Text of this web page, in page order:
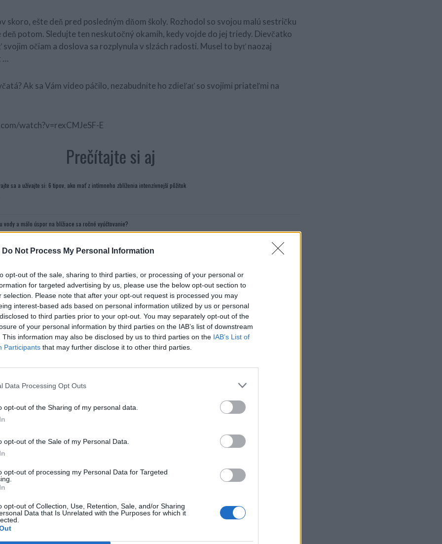
Do Not Process My Personal Information
opt-out of the sale, sharing to third parties, or processing of your personal or
for targeted advertising by us, please use the below opt-out section to
selection. Please note that after your opt-out request is processed you may
interest-based ads based on personal information utilized by us or personal
to third parties prior to your opt-out. You may separately opt-out of the
of your personal information by third parties on the IAB’s list of downstream
This information may also be disclosed by us to third parties on the IAB’s List of
Participants that may further disclose it to other third parties.
Data Processing Opt Outs
opt-out of the Sharing of my personal data.
opt-out of the Sale of my Personal Data.
opt-out of processing my Personal Data for Targeted
opt-out of Collection, Use, Retention, Sale, and/or Sharing
Data that Is Unrelated with the Purposes for which it
skoro, ešte deň pred posledným dňom školy. Rozhodol so svojou malú sestričku
deň potom. Sledujte ten neskutočný okamih, kedy vojde do jej triedy. Dievčatko
očiam a doslova sa rozplynula v slzách radosti. Musel to byť naozaj
…
Ak sa Vám video páčilo, nezabudnite ho zdieľať so svojimi priateľmi na
watch?v=rexCMJeSF-E
Prečítajte si aj
sa a užívajte si: 6 tipov, ako mať z intímneho zblíženia intenzívnejší pôžitok
vody a málo úspor na blížiace sa ročné vyúčtovanie?
Aký je tvoj názor?
loading...